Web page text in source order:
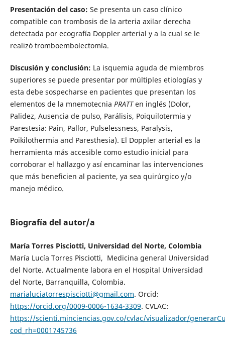
Presentación del caso: Se presenta un caso clínico
compatible con trombosis de la arteria axilar derecha
detectada por ecografía Doppler arterial y a la cual se le
realizó tromboembolectomía.
Discusión y conclusión: La isquemia aguda de miembros
superiores se puede presentar por múltiples etiologías y
esta debe sospecharse en pacientes que presentan los
elementos de la mnemotecnia PRATTen inglés (Dolor,
Palidez, Ausencia de pulso, Parálisis, Poiquilotermia y
Parestesia: Pain, Pallor, Pulselessness, Paralysis,
Poikilothermia and Paresthesia). El Doppler arterial es la
herramienta más accesible como estudio inicial para
corroborar el hallazgo y así encaminar las intervenciones
que más beneficien al paciente, ya sea quirúrgico y/o
manejo médico.
Biografía del autor/a
María Torres Pisciotti, Universidad del Norte, Colombia
María Lucía Torres Pisciotti, Medicina general Universidad
del Norte. Actualmente labora en el Hospital Universidad
del Norte, Barranquilla, Colombia.
marialuciatorrespisciotti@gmail.com. Orcid:
https://orcid.org/0009-0006-1634-3309. CVLAC:
https://scienti.minciencias.gov.co/cvlac/visualizador/
cod_rh=0001745736